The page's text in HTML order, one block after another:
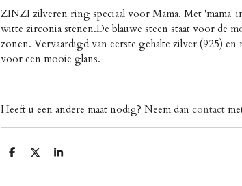
ZINZI zilveren ring speciaal voor Mama. Met 'mama'
witte zirconia stenen.De blauwe steen staat voor de
zonen. Vervaardigd van eerste gehalte zilver (925) en
voor een mooie glans.
Heeft u een andere maat nodig? Neem dan contact
D
D
S